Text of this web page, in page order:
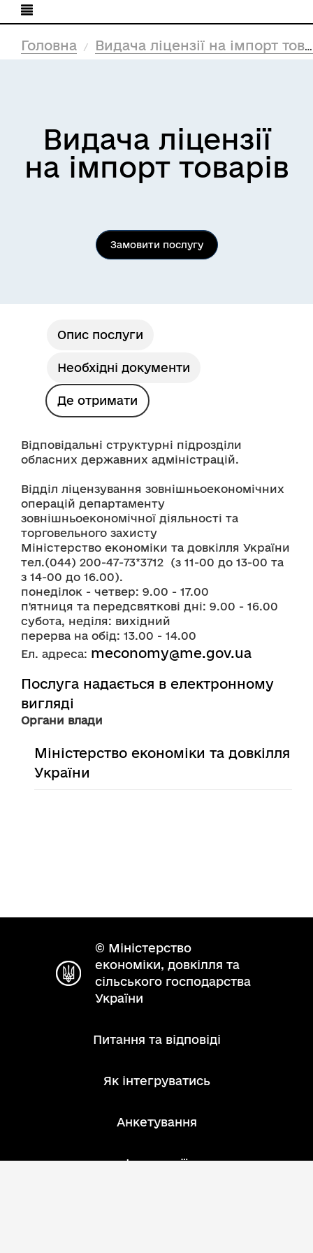
Головна Видача ліцензії на імпорт товарів
Видача ліцензії
на імпорт товарів
Замовити послугу
Опис послуги
Необхідні документи
Де отримати
Відповідальні структурні підрозділи
обласних державних адміністрацій.
Відділ ліцензування зовнішньоекономічних
операцій департаменту
зовнішньоекономічної діяльності та
торговельного захисту
Міністерство економіки та довкілля України
тел.(044) 200-47-73*3712  (з 11-00 до 13-00 та
з 14-00 до 16.00).
понеділок - четвер: 9.00 - 17.00
п'ятниця та передсвяткові дні: 9.00 - 16.00
субота, неділя: вихідний
перерва на обід: 13.00 - 14.00
Ел. адреса: meconomy@me.gov.ua
Послуга надається в електронному
вигляді
Органи влади
Міністерство економіки та довкілля
України
© Міністерство
економіки, довкілля та
сільського господарства
України
Питання та відповіді
Як інтегруватись
Анкетування
Інструкції